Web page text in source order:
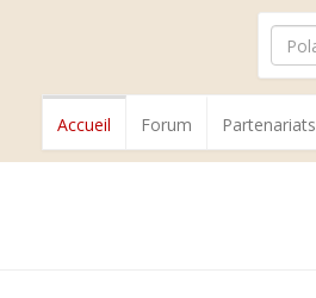
Accueil Forum Partenariats